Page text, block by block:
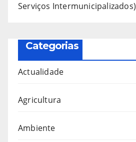
Serviços Intermunicipalizados)
Categorias
Actualidade
Agricultura
Ambiente